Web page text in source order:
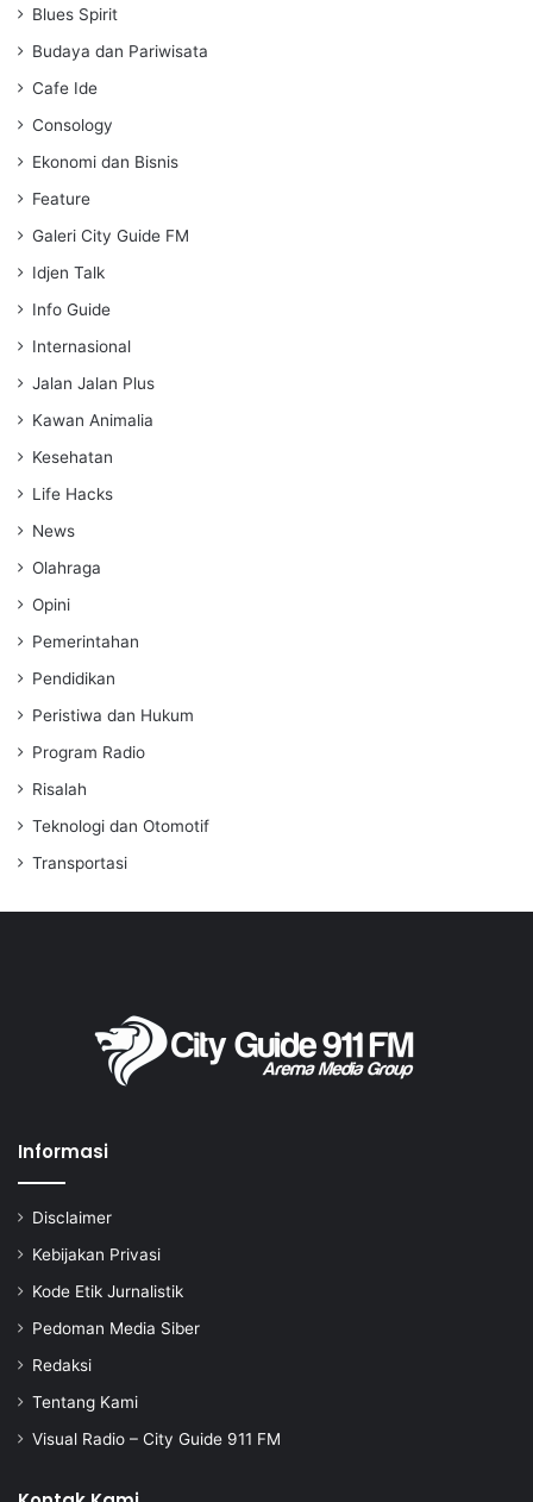
Blues Spirit
Budaya dan Pariwisata
Cafe Ide
Consology
Ekonomi dan Bisnis
Feature
Galeri City Guide FM
Idjen Talk
Info Guide
Internasional
Jalan Jalan Plus
Kawan Animalia
Kesehatan
Life Hacks
News
Olahraga
Opini
Pemerintahan
Pendidikan
Peristiwa dan Hukum
Program Radio
Risalah
Teknologi dan Otomotif
Transportasi
Informasi
Disclaimer
Kebijakan Privasi
Kode Etik Jurnalistik
Pedoman Media Siber
Redaksi
Tentang Kami
Visual Radio – City Guide 911 FM